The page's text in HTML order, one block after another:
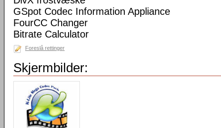
GSpot Codec Information Appliance
FourCC Changer
Bitrate Calculator
Foreslå rettinger
Skjermbilder: